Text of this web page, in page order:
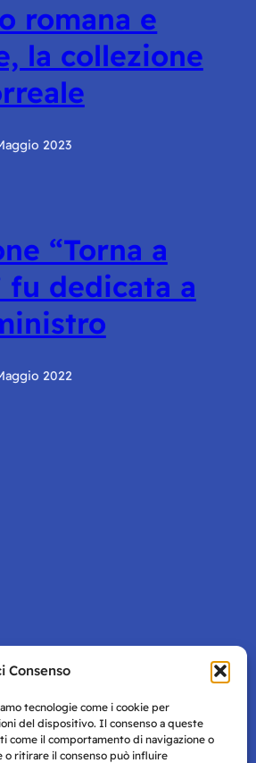
Consenso
tecnologie come i cookie per
del dispositivo. Il consenso a queste
come il comportamento di navigazione o
o ritirare il consenso può influire
romana e
la collezione
2023
“Torna a
fu dedicata a
2022